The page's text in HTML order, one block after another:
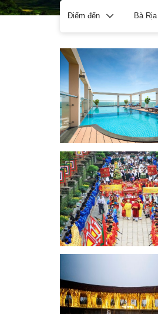
Điểm đến Bà Rịa